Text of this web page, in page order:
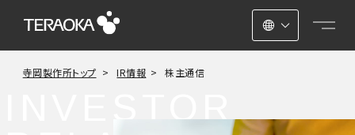
日本語
ENGLISH
寺岡製作所トップ IR情報 株主通信
INVESTOR